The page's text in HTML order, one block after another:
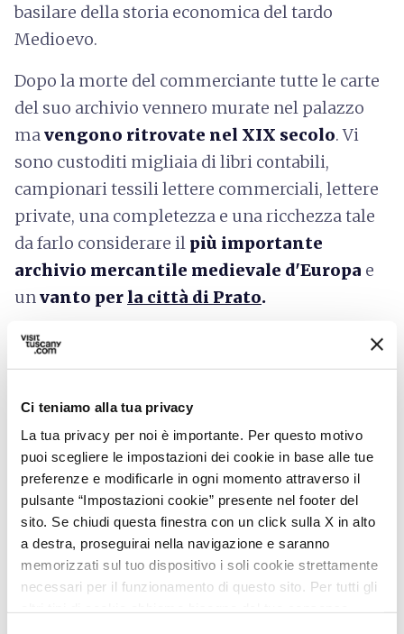
Ci teniamo alla tua privacy
La tua privacy per noi è importante. Per questo motivo
puoi scegliere le impostazioni dei cookie in base alle tue
preferenze e modificarle in ogni momento attraverso il
pulsante “Impostazioni cookie” presente nel footer del
sito. Se chiudi questa finestra con un click sulla X in alto
a destra, proseguirai nella navigazione e saranno
memorizzati sul tuo dispositivo i soli cookie strettamente
necessari per il funzionamento di questo sito. Per tutti gli
basilare della storia economica del tardo
Medioevo.
Dopo la morte del commerciante tutte le carte
del suo archivio vennero murate nel palazzo
mavengono ritrovate nel XIX secolo. Vi
sono custoditi migliaia di libri contabili,
campionari tessili lettere commerciali, lettere
private, una completezza e una ricchezza tale
da farlo considerare il più importante
archivio mercantile medievale d'Europa e
unvanto perla città di Prato.
directions Indicazioni